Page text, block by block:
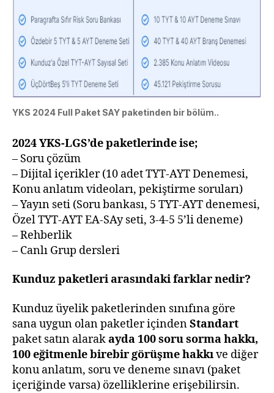
YKS 2024 Full Paket SAY paketinden bir bölüm..
2024 YKS-LGS’de paketlerinde ise;
– Soru çözüm
– Dijital içerikler (10 adet TYT-AYT Denemesi,
Konu anlatım videoları, pekiştirme soruları)
– Yayın seti (Soru bankası, 5 TYT-AYT denemesi,
Özel TYT-AYT EA-SAy seti, 3-4-5 5’li deneme)
– Rehberlik
– Canlı Grup dersleri
Kunduz paketleri arasındaki farklar nedir?
Kunduz üyelik paketlerinden sınıfına göre
sana uygun olan paketler içindenStandart
paket satın alarakayda 100 soru sorma hakkı,
100 eğitmenle birebir görüşme hakkıve diğer
konu anlatım, soru ve deneme sınavı (paket
içeriğinde varsa) özelliklerine erişebilirsin.